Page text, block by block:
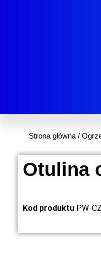
Strona główna /
Otulina
Kod produktu PW-CZ